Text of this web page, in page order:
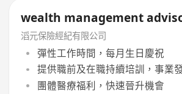
wealth management
滔元保險經紀有限公司
彈性工作時間，每月生日慶祝
提供職前及在職持續培訓，事業
團體醫療福利，快速晉升機會